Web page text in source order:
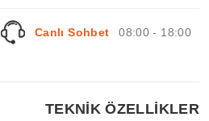
Canlı Sohbet 08:00 - 18:00
TEKNİK ÖZELLİKLER